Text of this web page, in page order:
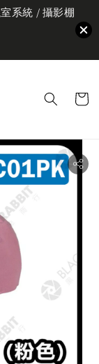
系統 / 攝影棚